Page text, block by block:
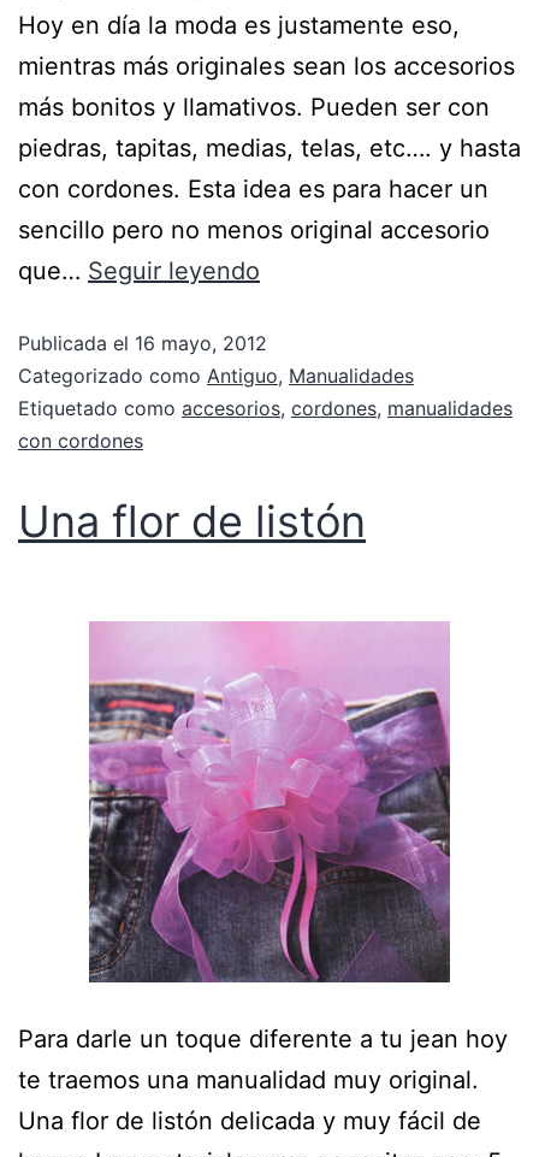
Hoy en día la moda es justamente eso,
mientras más originales sean los accesorios
más bonitos y llamativos. Pueden ser con
piedras, tapitas, medias, telas, etc…. y hasta
con cordones. Esta idea es para hacer un
sencillo pero no menos original accesorio
que… Seguir leyendo
Publicada el 16 mayo, 2012
Categorizado como Antiguo, Manualidades
Etiquetado como accesorios, cordones, manualidades
con cordones
Una flor de listón
Para darle un toque diferente a tu jean hoy
te traemos una manualidad muy original.
Una flor de listón delicada y muy fácil de